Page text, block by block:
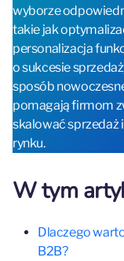
wyborze
takie jak
personalizacja
o sukcesie
sposób
pomagają firmom
skalować sprzedaż
rynku.
W tym
Dlaczego
B2B?